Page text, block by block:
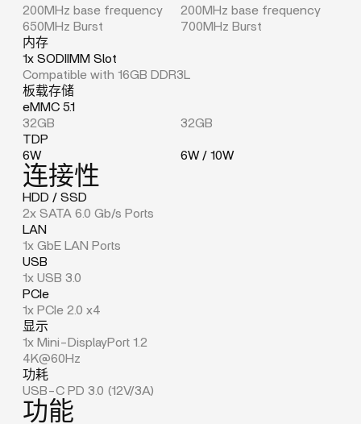
200MHz base frequency
650MHz Burst
200MHz base frequency
700MHz Burst
内存
1x SODIIMM Slot
Compatible with 16GB DDR3L
板载存储
eMMC 5.1
32GB
32GB
TDP
6W
6W / 10W
连接性
HDD / SSD
2x SATA 6.0 Gb/s Ports
LAN
1x GbE LAN Ports
USB
1x USB 3.0
PCIe
1x PCIe 2.0 x4
显示
1x Mini-DisplayPort 1.2
4K@60Hz
功耗
USB-C PD 3.0 (12V/3A)
功能